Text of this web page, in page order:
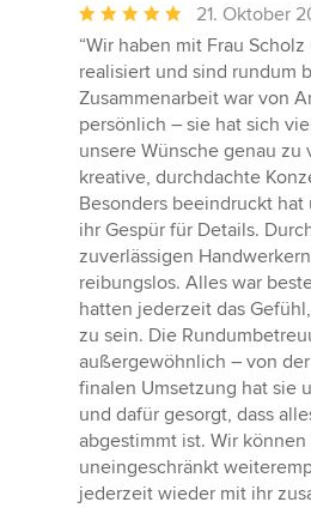
Durchschnittliche
Bewertung:
5
von
5
Sternen
21. Oktober
“Wir haben mit Frau
realisiert und sind rundum
Zusammenarbeit war von
persönlich – sie hat sich
unsere Wünsche genau zu
kreative, durchdachte
Besonders beeindruckt
ihr Gespür für Details.
zuverlässigen
reibungslos. Alles war
hatten jederzeit das
zu sein. Die
außergewöhnlich – von
finalen Umsetzung hat sie
und dafür gesorgt, dass
abgestimmt ist. Wir können
uneingeschränkt
jederzeit wieder mit ihr